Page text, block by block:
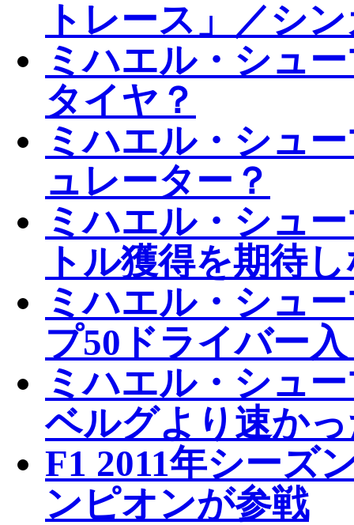
トレース」／シ
ミハエル・シュ
タイヤ？
ミハエル・シュ
ュレーター？
ミハエル・シュ
トル獲得を期待
ミハエル・シュ
プ50ドライバー
ミハエル・シュ
ベルグより速か
F1 2011年シーズ
ンピオンが参戦